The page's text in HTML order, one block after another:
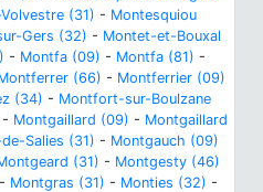
(31) - Montesquiou
Gers (32) - Montet-et-Bouxal
- Montfa (09) - Montfa (81) -
(66) - Montferrier (09)
(34) - Montfort-sur-Boulzane
- Montgaillard (09) - Montgaillard
Salies (31) - Montgauch (09)
(31) - Montgesty (46)
- Montgras (31) - Monties (32) -